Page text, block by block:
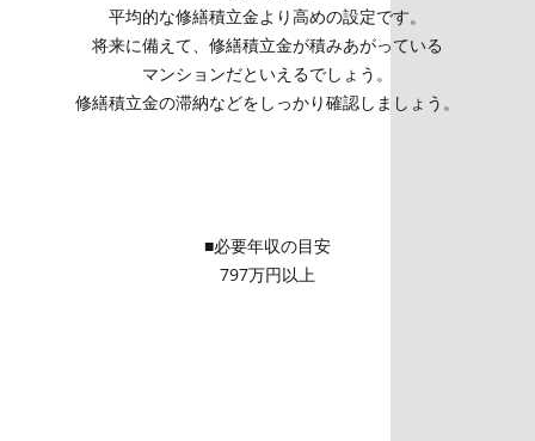
平均的な修繕積立金より高めの設定です。
将来に備えて、修繕積立金が積みあがっている
マンションだといえるでしょう。
修繕積立金の滞納などをしっかり確認しましょう。
■必要年収の目安
797万円以上